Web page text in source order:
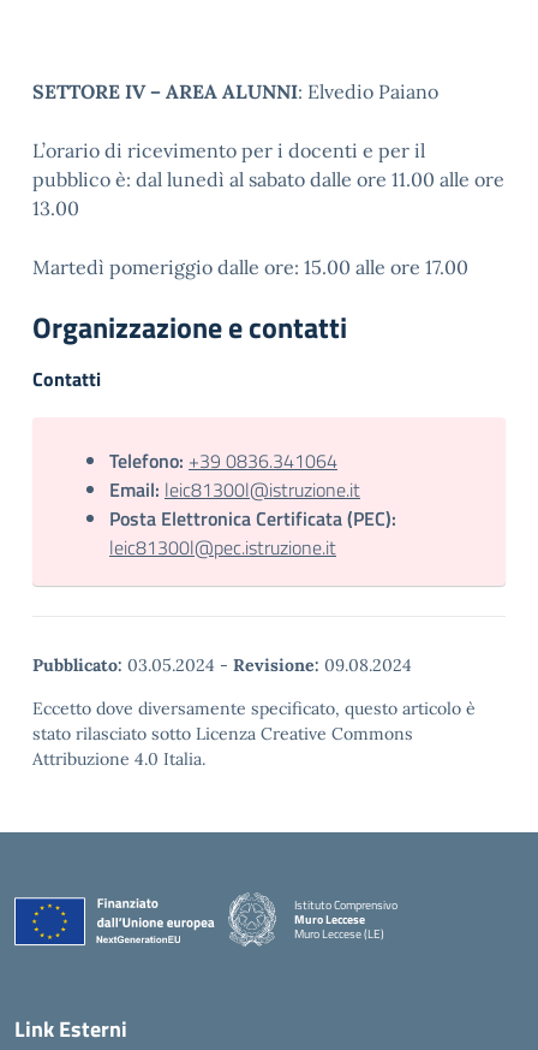
SETTORE IV – AREA ALUNNI: Elvedio Paiano
L’orario di ricevimento per i docenti e per il
pubblico è: dal lunedì al sabato dalle ore 11.00 alle ore
13.00
Martedì pomeriggio dalle ore: 15.00 alle ore 17.00
Organizzazione e contatti
Contatti
Telefono: +39 0836.341064
Email: leic81300l@istruzione.it
Posta Elettronica Certificata (PEC):
leic81300l@pec.istruzione.it
Pubblicato: 03.05.2024 - Revisione: 09.08.2024
Eccetto dove diversamente specificato, questo articolo è
stato rilasciato sotto Licenza Creative Commons
Attribuzione 4.0 Italia.
Istituto Comprensivo
Muro Leccese
Muro Leccese (LE)
Link Esterni